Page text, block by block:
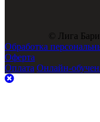
© Лига
Обработка
Оферта
Оплата Онлайн-